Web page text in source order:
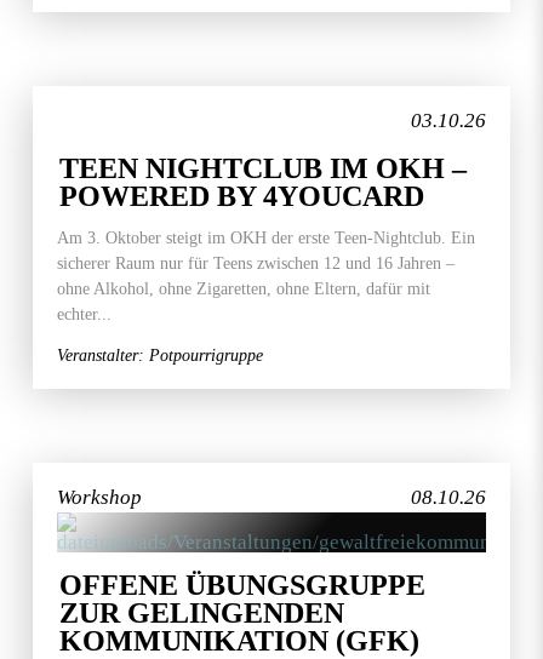
03.10.26
TEEN NIGHTCLUB IM OKH –
POWERED BY 4YOUCARD
Am 3. Oktober steigt im OKH der erste Teen-Nightclub. Ein
sicherer Raum nur für Teens zwischen 12 und 16 Jahren –
ohne Alkohol, ohne Zigaretten, ohne Eltern, dafür mit
echter...
Veranstalter: Potpourrigruppe
08.10.26
Workshop
OFFENE ÜBUNGSGRUPPE
ZUR GELINGENDEN
KOMMUNIKATION (GFK)